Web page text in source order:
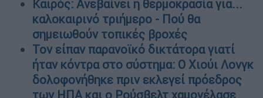
Καιρός: Ανεβαίνει η θερμοκρασία για...
καλοκαιρινό τριήμερο - Πού θα
σημειωθούν τοπικές βροχές
Τον είπαν παρανοϊκό δικτάτορα γιατί
ήταν κόντρα στο σύστημα: Ο Χιούι Λονγκ
δολοφονήθηκε πριν εκλεγεί πρόεδρος
των ΗΠΑ και ο Ρούσβελτ χαμογέλασε